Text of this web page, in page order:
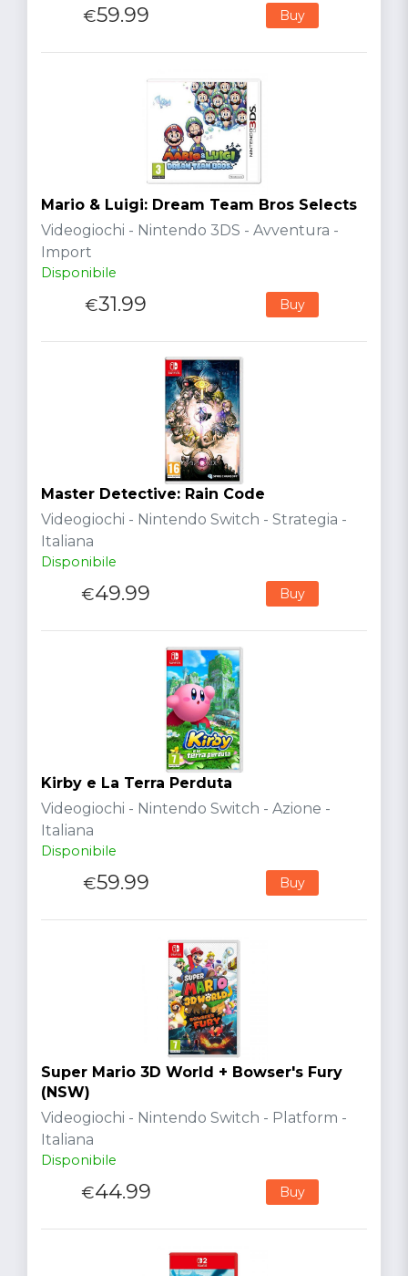
€59.99 Buy
Mario & Luigi: Dream Team Bros Selects
Videogiochi - Nintendo 3DS - Avventura -
Import
Disponibile
€31.99 Buy
Master Detective: Rain Code
Videogiochi - Nintendo Switch - Strategia -
Italiana
Disponibile
€49.99 Buy
Kirby e La Terra Perduta
Videogiochi - Nintendo Switch - Azione -
Italiana
Disponibile
€59.99 Buy
Super Mario 3D World + Bowser's Fury
(NSW)
Videogiochi - Nintendo Switch - Platform -
Italiana
Disponibile
€44.99 Buy